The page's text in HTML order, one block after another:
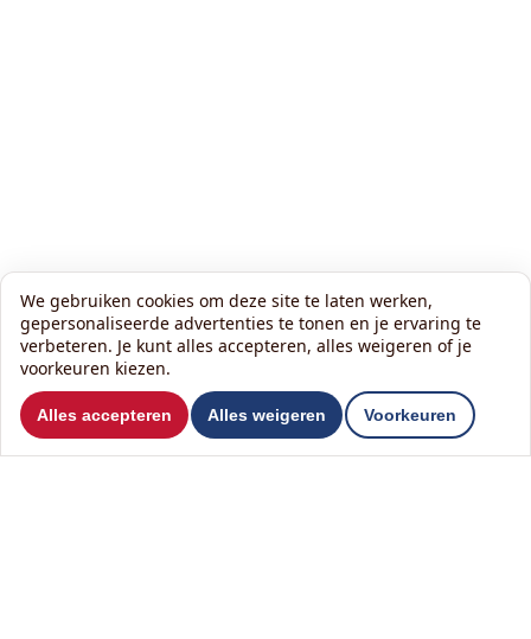
Wil je ons volgen?
Lees onze nieuwsbrief:
We gebruiken cookies om deze site te laten werken,
gepersonaliseerde advertenties te tonen en je ervaring te
verbeteren. Je kunt alles accepteren, alles weigeren of je
voorkeuren kiezen.
Alles accepteren Alles weigeren Voorkeuren